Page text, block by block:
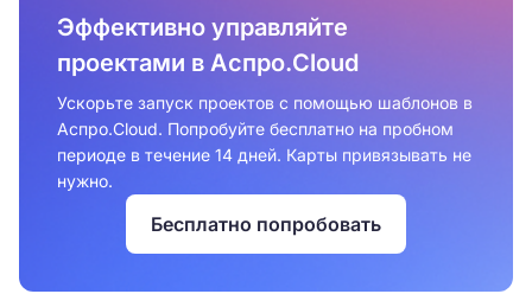
Эффективно управляйте
проектами в Аспро.Cloud
Ускорьте запуск проектов с помощью шаблонов в
Аспро.Cloud. Попробуйте бесплатно на пробном
периоде в течение 14 дней. Карты привязывать не
нужно.
Бесплатно попробовать